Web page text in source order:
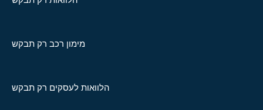
מימון רכב רק תבקש
הלוואות לעסקים רק תבקש